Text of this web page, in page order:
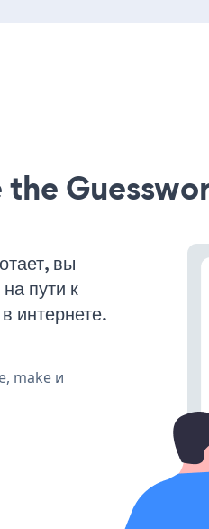
the
вы
пути к
интернете.
make и